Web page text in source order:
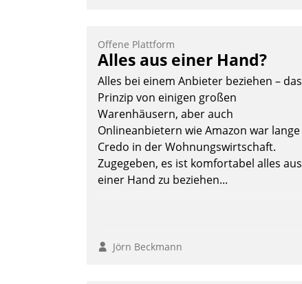
Offene Plattform
Alles aus einer Hand?
Alles bei einem Anbieter beziehen – das
Prinzip von einigen großen
Warenhäusern, aber auch
Onlineanbietern wie Amazon war lange
Credo in der Wohnungswirtschaft.
Zugegeben, es ist komfortabel alles aus
einer Hand zu beziehen...
Jörn Beckmann